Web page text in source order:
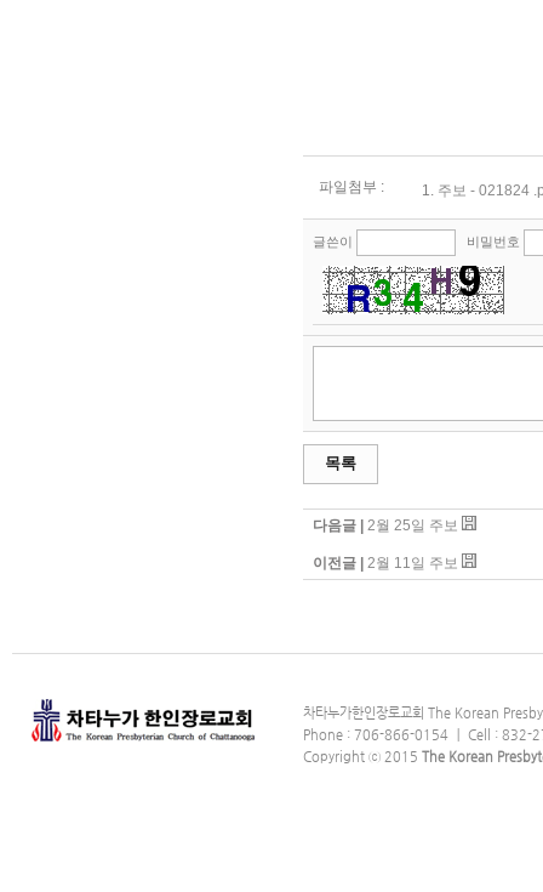
파일첨부 : 1. 주보 - 021824
글쓴이 비밀번호
목록
다음글 | 2월 25일 주보
이전글 | 2월 11일 주보
차타누가한인장로교회 The Korean
Phone : 706-866-0154 ｜ Cell : 832-
Copyright ⓒ 2015 The Korean